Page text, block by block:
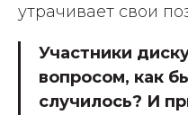
утрачивает свои
Участники
вопросом, как
случилось? И